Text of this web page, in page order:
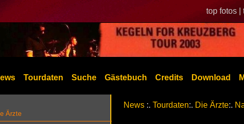
top fotos |
Tourdaten Suche Gästebuch Credits Download
Ärzte
News :. Tourdaten:. Die Ärzte:.